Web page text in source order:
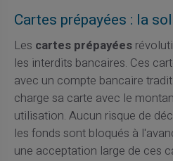
Cartes prépayées : la
Les cartes prépayées
les interdits bancaires. Ces
avec un compte bancaire
charge sa carte avec le
utilisation. Aucun risque de
les fonds sont bloqués à
une acceptation large de ces